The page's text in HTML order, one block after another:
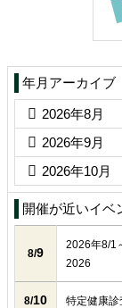
年月アーカイブ
2026年8月
2026年9月
2026年10月
開催が近いイベ
8/9
2026年8/1
2026
8/10 特定健康診